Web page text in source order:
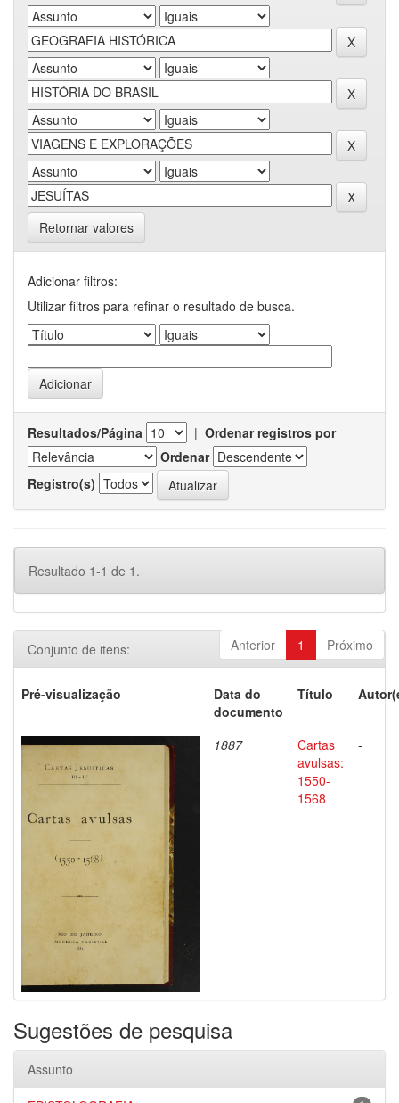
Retornar valores
Adicionar filtros:
Utilizar filtros para refinar o resultado de busca.
Resultados/Página | Ordenar registros por
Ordenar
Registro(s)
Resultado 1-1 de 1.
Anterior 1 Próximo
Conjunto de itens:
Pré-visualização
Data do
documento
Título
1887
Cartas
avulsas:
1550-
1568
-
Sugestões de pesquisa
Assunto